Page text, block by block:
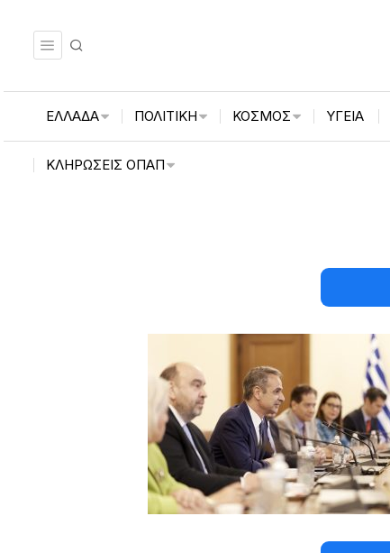
ΕΛΛΑΔΑ ΠΟΛΙΤΙΚΗ ΚΟΣΜΟΣ ΥΓΕΙΑ
ΚΛΗΡΏΣΕΙΣ ΟΠΑΠ